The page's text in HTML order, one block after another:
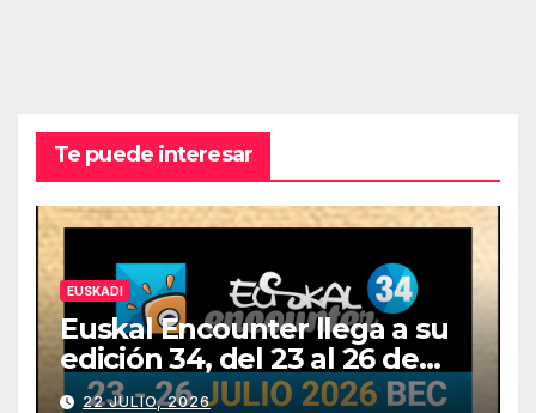
Te puede interesar
EUSKADI
Euskal Encounter llega a su
edición 34, del 23 al 26 de
julio
22 JULIO, 2026